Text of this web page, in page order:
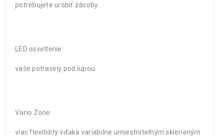
potrebujete urobiť zásoby.
LED osvetlenie:
vaše potraviny pod lupou.
Vario Zone:
viac flexibility vďaka variabilne umiestniteľným skleneným